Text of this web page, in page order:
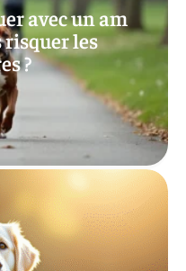
avec un am
risquer les
?